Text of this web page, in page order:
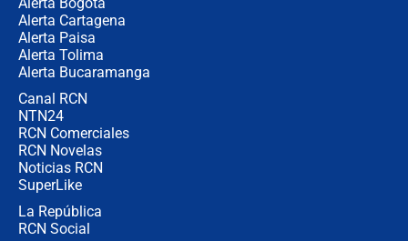
Alerta Cartagena
Alerta Paisa
Alerta Tolima
Alerta Bucaramanga
Canal RCN
NTN24
RCN Comerciales
RCN Novelas
Noticias RCN
SuperLike
La República
RCN Social